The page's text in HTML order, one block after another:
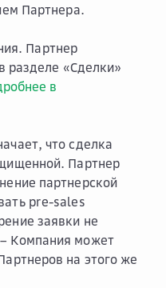
Партнера.
Партнер
разделе «Сделки»
в
что сделка
Партнер
партнерской
pre-sales
заявки не
Компания может
на этого же